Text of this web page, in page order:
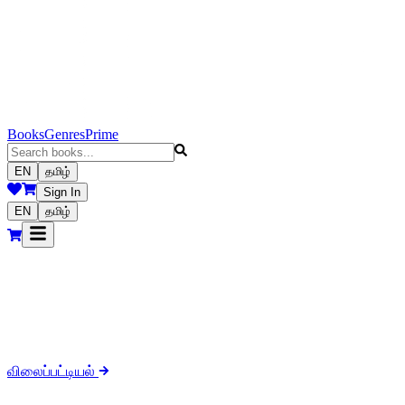
BooksGenresPrime
EN
தமிழ்
Sign In
EN
தமிழ்
விலைப்பட்டியல்